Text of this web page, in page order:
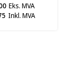
Eks. MVA
Inkl. MVA